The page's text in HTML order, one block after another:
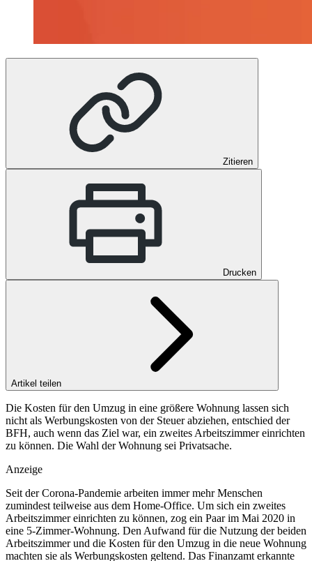
Zitieren
Drucken
Artikel teilen
Die Kosten für den Umzug in eine größere Wohnung lassen sich
nicht als Werbungskosten von der Steuer abziehen, entschied der
BFH, auch wenn das Ziel war, ein zweites Arbeitszimmer einrichten
zu können. Die Wahl der Wohnung sei Privatsache.
Anzeige
Seit der Corona-Pandemie arbeiten immer mehr Menschen
zumindest teilweise aus dem Home-Office. Um sich ein zweites
Arbeitszimmer einrichten zu können, zog ein Paar im Mai 2020 in
eine 5-Zimmer-Wohnung. Den Aufwand für die Nutzung der beiden
Arbeitszimmer und die Kosten für den Umzug in die neue Wohnung
machten sie als Werbungskosten geltend. Das Finanzamt erkannte